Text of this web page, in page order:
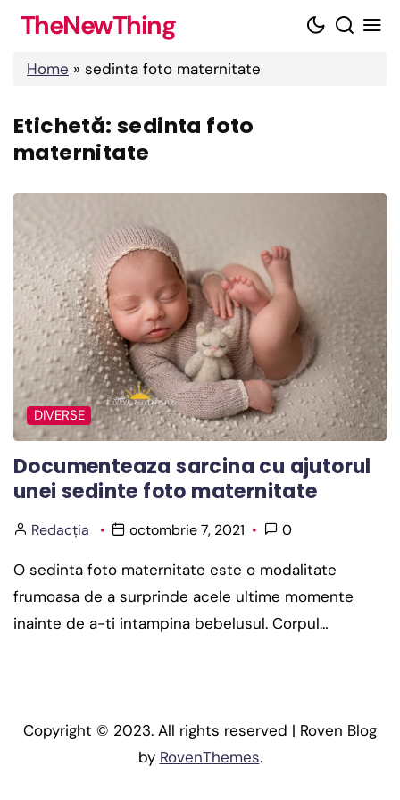
Skip
content
TheNewThing
Home » sedinta foto maternitate
Etichetă:sedinta foto
maternitate
DIVERSE
Documenteaza sarcina cu ajutorul
unei sedinte foto maternitate
Redacția octombrie 7, 2021 0
O sedinta foto maternitate este o modalitate
frumoasa de a surprinde acele ultime momente
inainte de a-ti intampina bebelusul. Corpul…
Copyright © 2023. All rights reserved | Roven Blog
by RovenThemes.